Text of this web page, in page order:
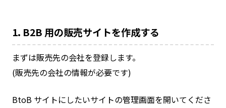
1. B2B 用の販売サイトを作成する
まずは販売先の会社を登録します。
(販売先の会社の情報が必要です)
BtoB サイトにしたいサイトの管理画面を開いてくださ